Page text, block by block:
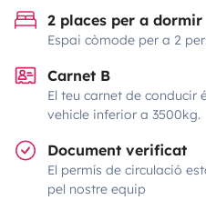
2 places per a dormir
Espai còmode per a 2
Carnet B
El teu carnet de conducir
vehicle inferior a 3500kg.
Document verificat
El permís de circulació
pel nostre equip